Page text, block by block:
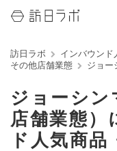
訪日ラボ インバウンド
その他店舗業態
ジョー
ジョーシ
店舗業態）
ド人気商